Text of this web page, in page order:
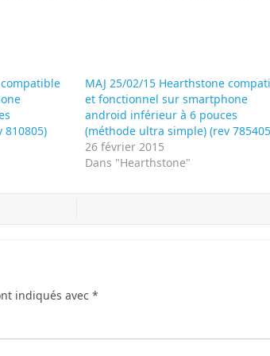
MAJ 25/02/15 Hearthstone
et fonctionnel sur smartphone
android inférieur à 6 pouces
(méthode ultra simple) (rev
26 février 2015
Dans "Hearthstone"
indiqués avec *